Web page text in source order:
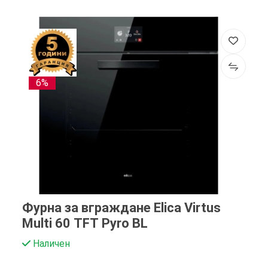
6%
Фурна за вграждане Elica Virtus
Multi 60 TFT Pyro BL
Наличен